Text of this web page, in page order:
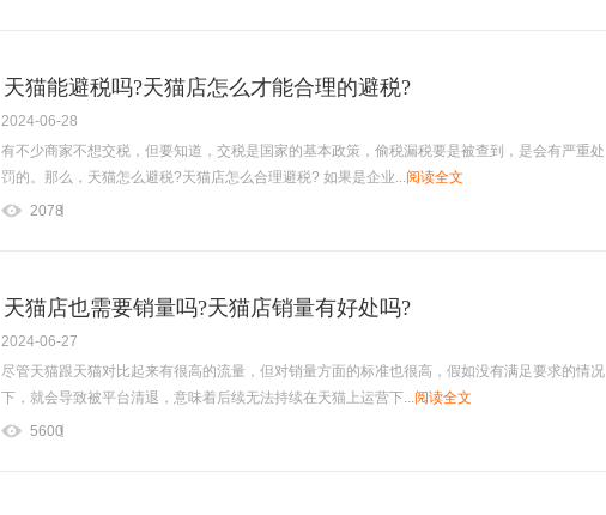
天猫能避税吗?天猫店怎么才能合理的避税?
2024-06-28
有不少商家不想交税，但要知道，交税是国家的基本政策，偷税漏税要是被查到，是会有严重处
罚的。那么，天猫怎么避税?天猫店怎么合理避税? 如果是企业...阅读全文
2078
天猫店也需要销量吗?天猫店销量有好处吗?
2024-06-27
尽管天猫跟天猫对比起来有很高的流量，但对销量方面的标准也很高，假如没有满足要求的情况
下，就会导致被平台清退，意味着后续无法持续在天猫上运营下...阅读全文
5600